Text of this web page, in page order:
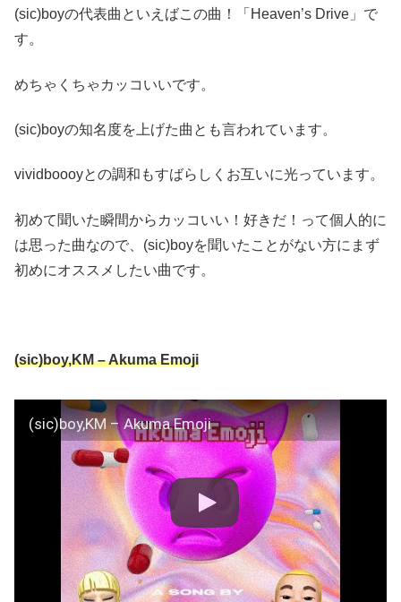
(sic)boyの代表曲といえばこの曲！「Heaven’s Drive」で
す。
めちゃくちゃカッコいいです。
(sic)boyの知名度を上げた曲とも言われています。
vividboooyとの調和もすばらしくお互いに光っています。
初めて聞いた瞬間からカッコいい！好きだ！って個人的に
は思った曲なので、(sic)boyを聞いたことがない方にまず
初めにオススメしたい曲です。
(sic)boy,KM – Akuma Emoji
(sic)boy,KM – Akuma Emoji